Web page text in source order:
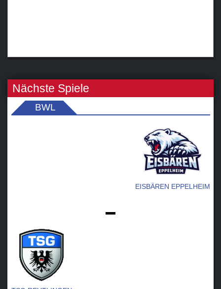
Nächste Spiele
BWL
EISBÄREN EPPELHEIM
-